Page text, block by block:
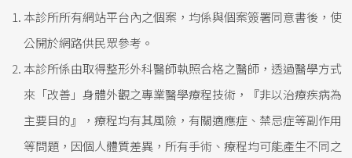
本診所所有網站平台內之個案，均係與個案簽署同意書後，使
公開於網路供民眾參考。
本診所係由取得整形外科醫師執照合格之醫師，透過醫學方式
來「改善」身體外觀之專業醫學療程技術，『非以治療疾病為
主要目的』，療程均有其風險，有關適應症、禁忌症等副作用
等問題，因個人體質差異，所有手術、療程均可能產生不同之